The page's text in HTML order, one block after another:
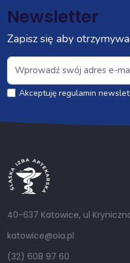
Newsletter
Zapisz się aby
Akceptuję regulamin
40-637 Katowice, ul
katowice@oia.pl
(32) 608 97 60